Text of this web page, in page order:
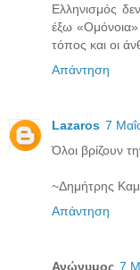
Ελληνισμός
έξω «Ομόνοια»
τόπος και οι
Απάντηση
Lazaros 7
Όλοι βρίζουν
~Δημήτρης
Απάντηση
Ανώνυμος 7